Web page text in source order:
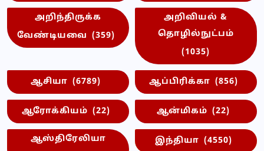
அறிந்திருக்க
வேண்டியவை (359)
அறிவியல் &
தொழில்நுட்பம்
(1035)
ஆசியா (6789) ஆப்பிரிக்கா (856)
ஆரோக்கியம் (22) ஆன்மிகம் (22)
ஆஸ்திரேலியா
இந்தியா (4550)